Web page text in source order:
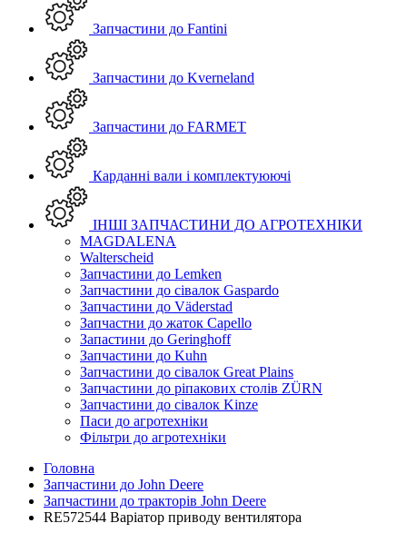
Запчастини до Fantini
Запчастини до Kverneland
Запчастини до FARMET
Карданні вали і комплектуюючі
ІНШІ ЗАПЧАСТИНИ ДО АГРОТЕХНІКИ
MAGDALENA
Walterscheid
Запчастини до Lemken
Запчастини до сівалок Gaspardo
Запчастини до Väderstad
Запчастни до жаток Capello
Запастини до Geringhoff
Запчастини до Kuhn
Запчастини до сівалок Great Plains
Запчастини до ріпакових столів ZÜRN
Запчастини до сівалок Kinze
Паси до агротехніки
Фільтри до агротехніки
Головна
Запчастини до John Deere
Запчастини до тракторів John Deere
RE572544 Варіатор приводу вентилятора